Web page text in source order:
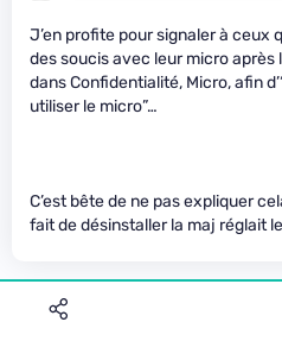
J’en profite pour signaler à ceux
des soucis avec leur micro après
dans Confidentialité, Micro, afin
utiliser le micro”…
C’est bête de ne pas expliquer
fait de désinstaller la maj réglait